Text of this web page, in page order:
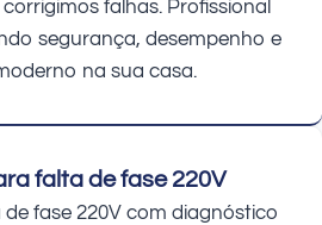
falhas. Profissional
segurança, desempenho e
na sua casa.
falta de fase 220V
fase 220V com diagnóstico